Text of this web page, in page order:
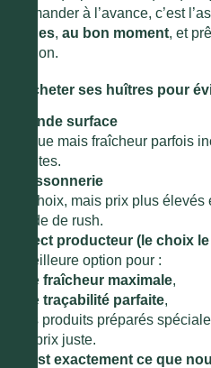
Commander à l’avance, c’est
fraîches, au bon moment, et
réveillon.
Où acheter ses huîtres pour
● Grande surface
Pratique mais fraîcheur parfois
des fêtes.
● Poissonnerie
Bon choix, mais prix plus
période de rush.
Direct producteur (le choix
La meilleure option pour :
une fraîcheur maximale,
une traçabilité parfaite,
des produits préparés
un prix juste.
Et c’est exactement ce que